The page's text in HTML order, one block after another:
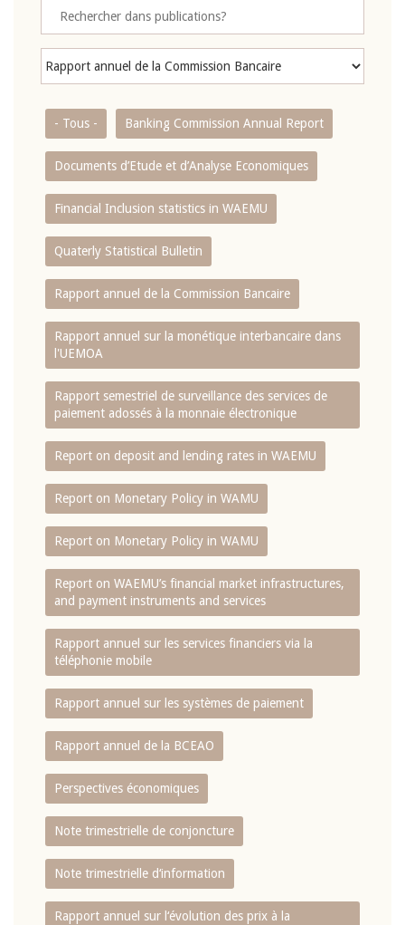
- Tous - Banking Commission Annual Report
Documents d’Etude et d’Analyse Economiques
Financial Inclusion statistics in WAEMU
Quaterly Statistical Bulletin
Rapport annuel de la Commission Bancaire
Rapport annuel sur la monétique interbancaire dans
l'UEMOA
Rapport semestriel de surveillance des services de
paiement adossés à la monnaie électronique
Report on deposit and lending rates in WAEMU
Report on Monetary Policy in WAMU
Report on Monetary Policy in WAMU
Report on WAEMU’s financial market infrastructures,
and payment instruments and services
Rapport annuel sur les services financiers via la
téléphonie mobile
Rapport annuel sur les systèmes de paiement
Rapport annuel de la BCEAO
Perspectives économiques
Note trimestrielle de conjoncture
Note trimestrielle d‘information
Rapport annuel sur l‘évolution des prix à la